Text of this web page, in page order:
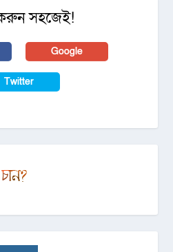
সহজেই!
Google
Twitter